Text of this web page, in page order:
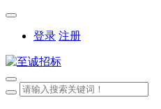
登录 注册